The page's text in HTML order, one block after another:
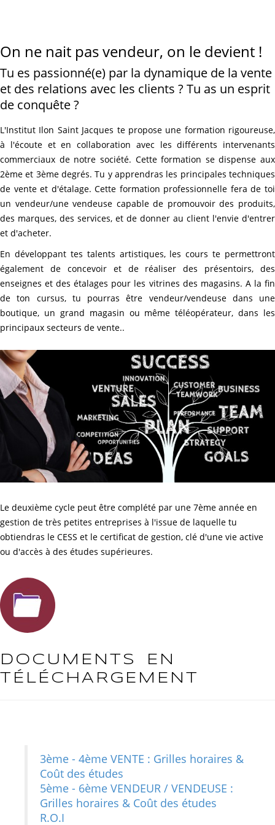
On ne nait pas vendeur, on le devient !
Tu es passionné(e) par la dynamique de la vente
et des relations avec les clients ? Tu as un esprit
de conquête ?
L'Institut Ilon Saint Jacques te propose une formation rigoureuse,
à l'écoute et en collaboration avec les différents intervenants
commerciaux de notre société. Cette formation se dispense aux
2ème et 3ème degrés. Tu y apprendras les principales techniques
de vente et d'étalage. Cette formation professionnelle fera de toi
un vendeur/une vendeuse capable de promouvoir des produits,
des marques, des services, et de donner au client l'envie d'entrer
et d'acheter.
En développant tes talents artistiques, les cours te permettront
également de concevoir et de réaliser des présentoirs, des
enseignes et des étalages pour les vitrines des magasins. A la fin
de ton cursus, tu pourras être vendeur/vendeuse dans une
boutique, un grand magasin ou même téléopérateur, dans les
principaux secteurs de vente..
Le deuxième cycle peut être complété par une 7ème année en
gestion de très petites entreprises à l'issue de laquelle tu
obtiendras le CESS et le certificat de gestion, clé d'une vie active
ou d'accès à des études supérieures.
DOCUMENTS EN
TÉLÉCHARGEMENT
3ème - 4ème VENTE : Grilles horaires &
Coût des études
5ème - 6ème VENDEUR / VENDEUSE :
Grilles horaires & Coût des études
R.O.I